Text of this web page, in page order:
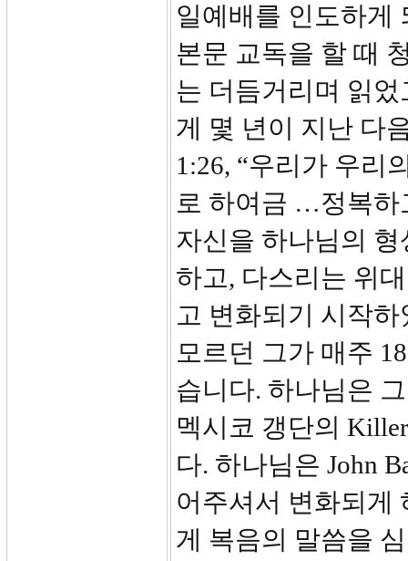
일예배를 인도하게
본문 교독을 할 때
는 더듬거리며 읽
게 몇 년이 지난 다
1:26, “우리가 우리
로 하여금 …정복하
자신을 하나님의
하고, 다스리는 위
고 변화되기 시작
모르던 그가 매주
습니다. 하나님은
멕시코 갱단의
다. 하나님은 John
어주셔서 변화되게
게 복음의 말씀을